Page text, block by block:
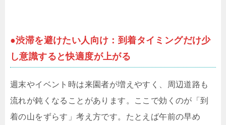
●渋滞を避けたい人向け：到着タイミングだけ少
し意識すると快適度が上がる
週末やイベント時は来園者が増えやすく、周辺道路も
流れが鈍くなることがあります。ここで効くのが「到
着の山をずらす」考え方です。たとえば午前の早め